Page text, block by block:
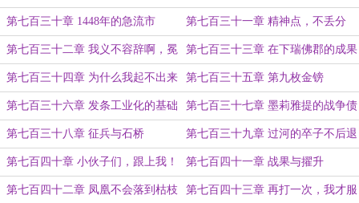
（上）
第七百三十章 1448年的急流市
（下）
第七百三十一章 精神点，不丢分
第七百三十二章 我义不容辞啊，冕
下！
第七百三十三章 在下瑞佛郡的成果
第七百三十四章 为什么我起不出来
章节名？
第七百三十五章 第九枚金镑
第七百三十六章 发条工业化的基础 第七百三十七章 墨莉雅提的战争债
券
第七百三十八章 征兵与石桥 第七百三十九章 过河的卒子不后退
第七百四十章 小伙子们，跟上我！ 第七百四十一章 战果与擢升
第七百四十二章 凤凰不会落到枯枝 第七百四十三章 再打一次，我才服